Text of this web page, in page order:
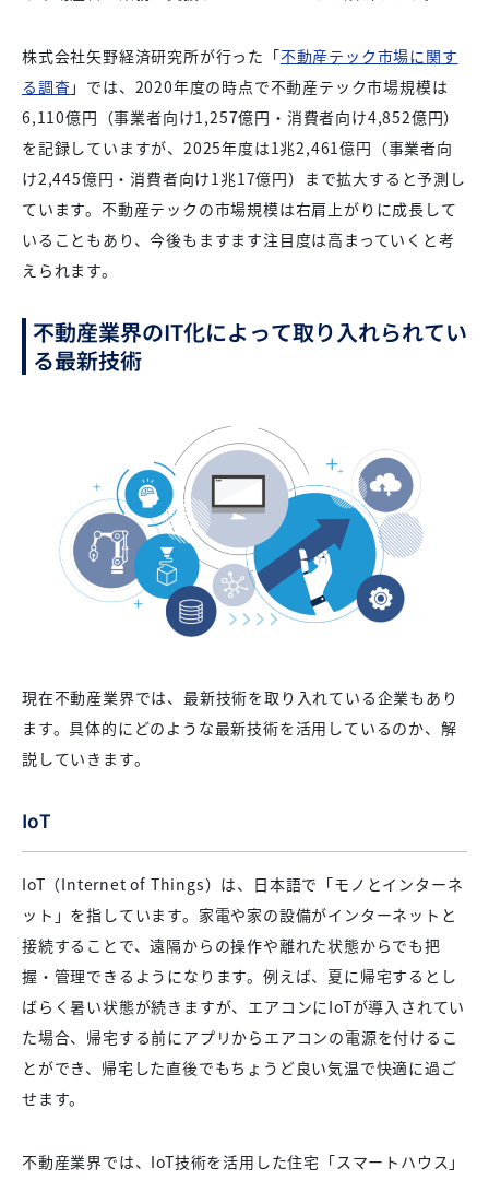
株式会社矢野経済研究所が行った「不動産テック市場に関す
る調査」では、2020年度の時点で不動産テック市場規模は
6,110億円（事業者向け1,257億円・消費者向け4,852億円）
を記録していますが、2025年度は1兆2,461億円（事業者向
け2,445億円・消費者向け1兆17億円）まで拡大すると予測し
ています。不動産テックの市場規模は右肩上がりに成長して
いることもあり、今後もますます注目度は高まっていくと考
えられます。
不動産業界のIT化によって取り入れられてい
る最新技術
現在不動産業界では、最新技術を取り入れている企業もあり
ます。具体的にどのような最新技術を活用しているのか、解
説していきます。
IoT
IoT（Internet of Things）は、日本語で「モノとインターネ
ット」を指しています。家電や家の設備がインターネットと
接続することで、遠隔からの操作や離れた状態からでも把
握・管理できるようになります。例えば、夏に帰宅するとし
ばらく暑い状態が続きますが、エアコンにIoTが導入されてい
た場合、帰宅する前にアプリからエアコンの電源を付けるこ
とができ、帰宅した直後でもちょうど良い気温で快適に過ご
せます。
不動産業界では、IoT技術を活用した住宅「スマートハウス」